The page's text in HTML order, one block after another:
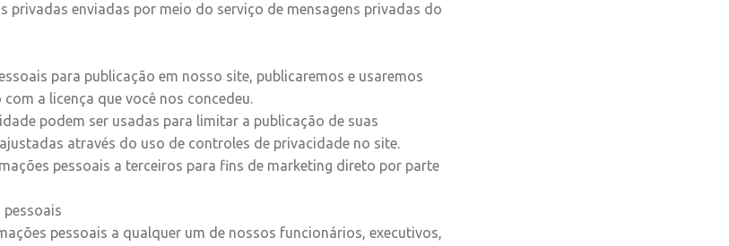
privadas enviadas por meio do serviço de mensagens privadas do
para publicação em nosso site, publicaremos e usaremos
a licença que você nos concedeu.
podem ser usadas para limitar a publicação de suas
através do uso de controles de privacidade no site.
pessoais a terceiros para fins de marketing direto por parte
pessoais
pessoais a qualquer um de nossos funcionários, executivos,